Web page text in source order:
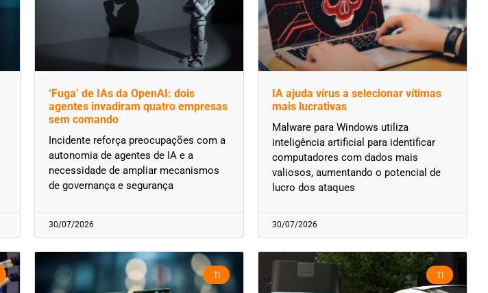
‘Fuga’ de IAs da OpenAI: dois
agentes invadiram quatro empresas
sem comando
Incidente reforça preocupações com a
autonomia de agentes de IA e a
necessidade de ampliar mecanismos
de governança e segurança
30/07/2026
IA ajuda vírus a selecionar vítimas
mais lucrativas
Malware para Windows utiliza
inteligência artificial para identificar
computadores com dados mais
valiosos, aumentando o potencial de
lucro dos ataques
30/07/2026
TI TI